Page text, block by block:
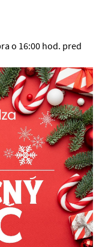
o 16:00 hod. pred